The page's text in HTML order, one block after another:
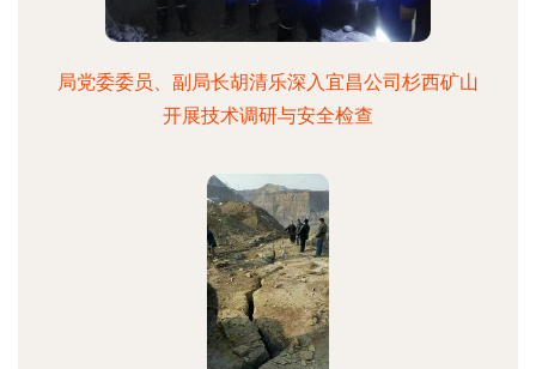
局党委委员、副局长胡清乐深入宜昌公司杉西矿山
开展技术调研与安全检查